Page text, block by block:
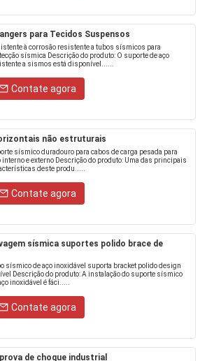
para Tecidos Suspensos
à corrosão resistente a tubos sísmicos para
sísmica Descrição do produto: O suporte de aço
a sismos está disponível......
Contate agora
não estruturais
sísmico duradouro para cabos de carga pesada para
interno e externo Descrição do produto: Uma das principais
deste produ.....
Contate agora
sísmica suportes polido brace de
sísmico de aço inoxidável suporta bracket polido design
Descrição do produto: A instalação do suporte sísmico
inoxidável é fáci.....
Contate agora
de choque industrial